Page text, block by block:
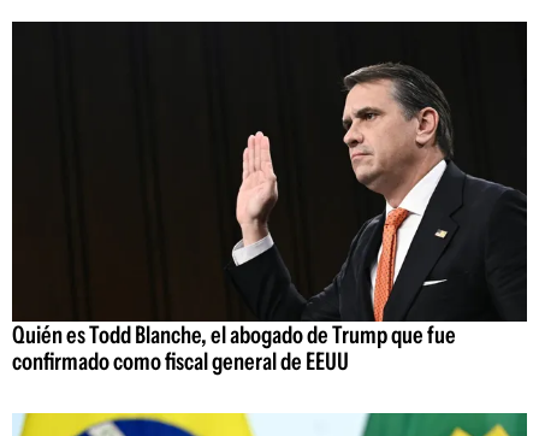
Quién es Todd Blanche, el abogado de Trump que fue
confirmado como fiscal general de EEUU